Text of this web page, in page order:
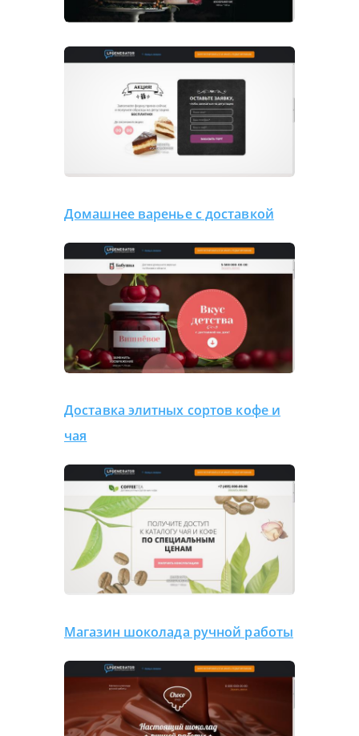
Домашнее варенье с доставкой
Доставка элитных сортов кофе и
чая
Магазин шоколада ручной работы